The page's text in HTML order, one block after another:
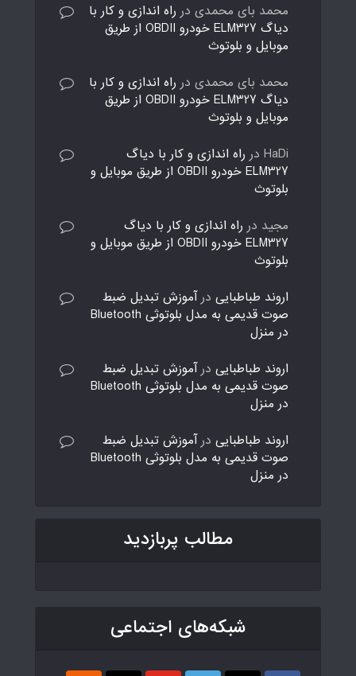
محمد بای محمدی در راه اندازی و کار با
دیاگ ELM327 خودرو OBDII از طریق
موبایل و بلوتوث
محمد بای محمدی در راه اندازی و کار با
دیاگ ELM327 خودرو OBDII از طریق
موبایل و بلوتوث
HaDi در راه اندازی و کار با دیاگ
ELM327 خودرو OBDII از طریق موبایل و
بلوتوث
مجید در راه اندازی و کار با دیاگ
ELM327 خودرو OBDII از طریق موبایل و
بلوتوث
اروند طباطبایی درآموزش تبدیل ضبط
صوت قدیمی به مدل بلوتوثی Bluetooth
در منزل
اروند طباطبایی درآموزش تبدیل ضبط
صوت قدیمی به مدل بلوتوثی Bluetooth
در منزل
اروند طباطبایی درآموزش تبدیل ضبط
صوت قدیمی به مدل بلوتوثی Bluetooth
در منزل
مطالب پربازدید
شبکه‌های اجتماعی